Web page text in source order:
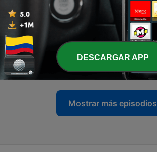
22 - Hannukka oh Navidad?
16 dic. 2021
21 - QUE ES SHAVUOT?
27 mayo 2021
Mostrar más episodios
DESCARGAR APP